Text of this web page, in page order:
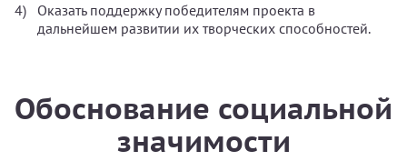
Оказать поддержку победителям проекта в
дальнейшем развитии их творческих способностей.
Обоснование социальной
значимости